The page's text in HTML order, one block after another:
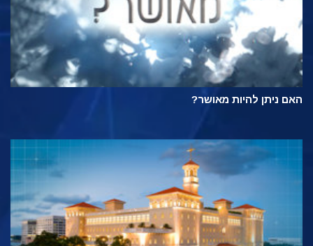
האם ניתן להיות מאושר?